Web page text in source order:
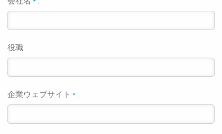
役職:
企業ウェブサイト* :